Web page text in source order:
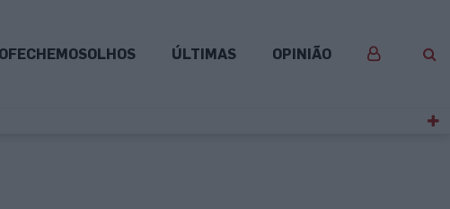
ÚLTIMAS OPINIÃO